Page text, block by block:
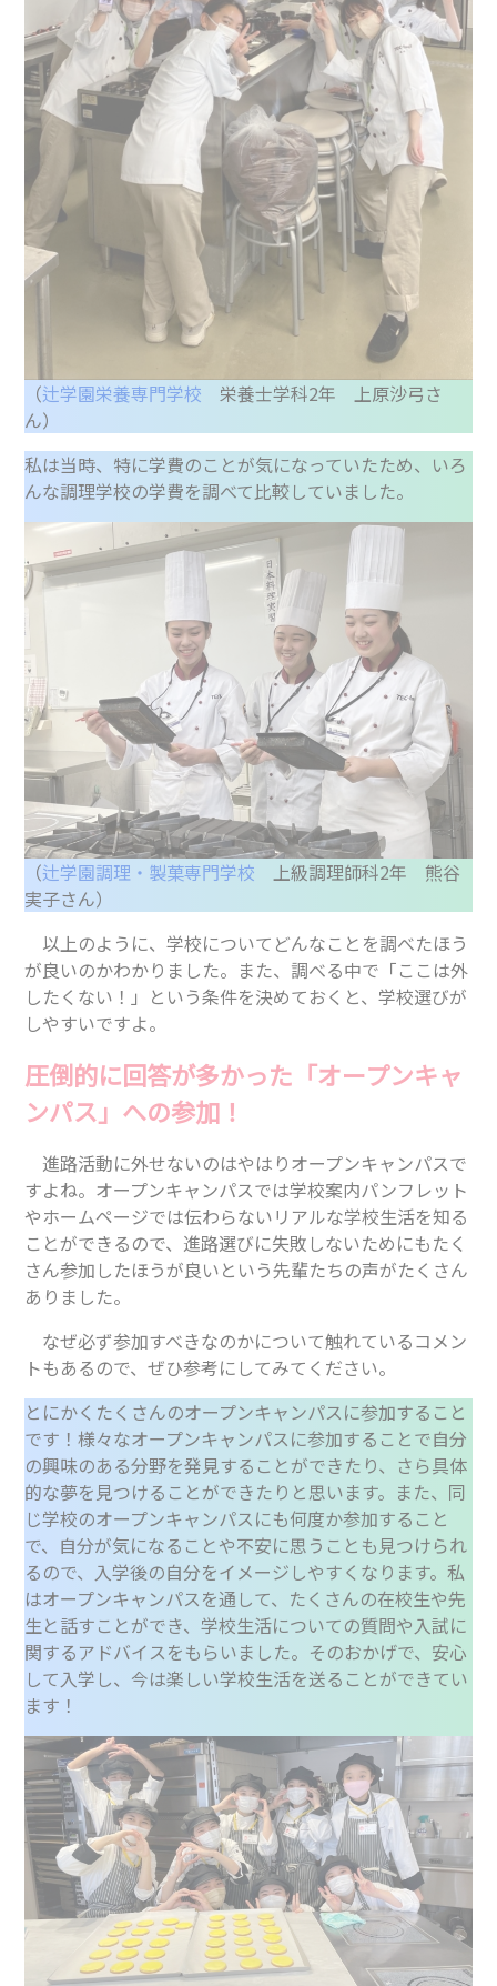
（辻学園栄養専門学校 栄養士学科2年 上原沙弓さ
ん）
私は当時、特に学費のことが気になっていたため、いろ
んな調理学校の学費を調べて比較していました。
（辻学園調理・製菓専門学校 上級調理師科2年 熊谷
実子さん）
以上のように、学校についてどんなことを調べたほう
が良いのかわかりました。また、調べる中で「ここは外
したくない！」という条件を決めておくと、学校選びが
しやすいですよ。
圧倒的に回答が多かった「オープンキャ
ンパス」への参加！
進路活動に外せないのはやはりオープンキャンパスで
すよね。オープンキャンパスでは学校案内パンフレット
やホームページでは伝わらないリアルな学校生活を知る
ことができるので、進路選びに失敗しないためにもたく
さん参加したほうが良いという先輩たちの声がたくさん
ありました。
なぜ必ず参加すべきなのかについて触れているコメン
トもあるので、ぜひ参考にしてみてください。
とにかくたくさんのオープンキャンパスに参加すること
です！様々なオープンキャンパスに参加することで自分
の興味のある分野を発見することができたり、さら具体
的な夢を見つけることができたりと思います。また、同
じ学校のオープンキャンパスにも何度か参加すること
で、自分が気になることや不安に思うことも見つけられ
るので、入学後の自分をイメージしやすくなります。私
はオープンキャンパスを通して、たくさんの在校生や先
生と話すことができ、学校生活についての質問や入試に
関するアドバイスをもらいました。そのおかげで、安心
して入学し、今は楽しい学校生活を送ることができてい
ます！